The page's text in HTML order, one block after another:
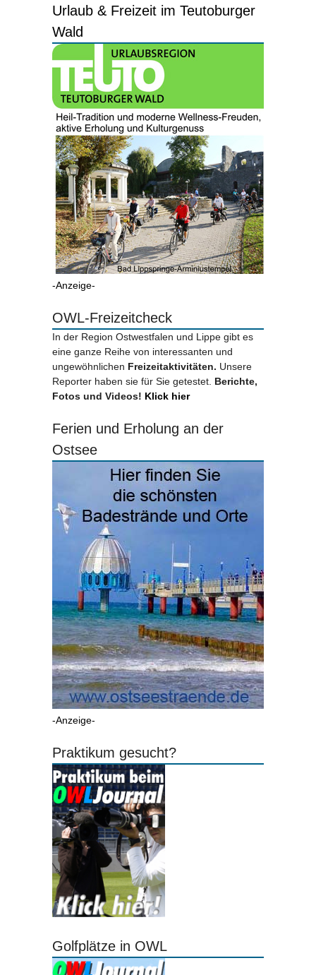
Urlaub & Freizeit im Teutoburger
Wald
-Anzeige-
OWL-Freizeitcheck
In der Region Ostwestfalen und Lippe gibt es
eine ganze Reihe von interessanten und
ungewöhnlichen Freizeitaktivitäten. Unsere
Reporter haben sie für Sie getestet. Berichte,
Fotos und Videos! Klick hier
Ferien und Erholung an der
Ostsee
-Anzeige-
Praktikum gesucht?
Golfplätze in OWL